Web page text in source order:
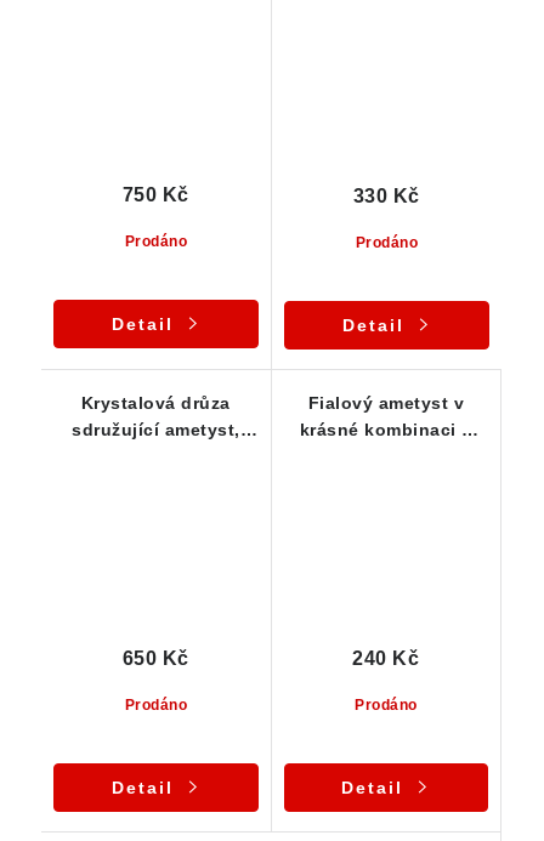
Prodáno
750 Kč
Detail
Prodáno
330 Kč
Detail
Krystalová drůza
sdružující ametyst,
Prodáno
650 Kč
Detail
Fialový ametyst v
krásné kombinaci s
Prodáno
240 Kč
Detail